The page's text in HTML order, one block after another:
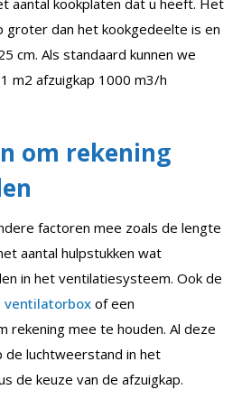
aantal kookplaten dat u heeft. Het
groter dan het kookgedeelte is en
cm. Als standaard kunnen we
m2 afzuigkap 1000 m3/h
om rekening
factoren mee zoals de lengte
aantal hulpstukken wat
in het ventilatiesysteem. Ook de
ventilatorbox of een
rekening mee te houden. Al deze
de luchtweerstand in het
de keuze van de afzuigkap.